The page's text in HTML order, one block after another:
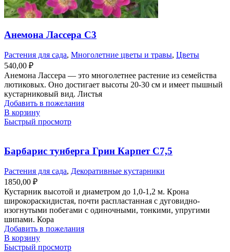
Анемона Лассера С3
Растения для сада, Многолетние цветы и травы, Цветы
540,00 ₽
Анемона Лассера — это многолетнее растение из семейства
лютиковых. Оно достигает высоты 20-30 см и имеет пышный
кустарниковый вид. Листья
Добавить в пожелания
В корзину
Быстрый просмотр
Барбарис тунберга Грин Карпет С7,5
Растения для сада, Декоративные кустарники
1850,00 ₽
Кустарник высотой и диаметром до 1,0-1,2 м. Крона
широкораскидистая, почти распластанная с дуговидно-
изогнутыми побегами с одиночными, тонкими, упругими
шипами. Кора
Добавить в пожелания
В корзину
Быстрый просмотр